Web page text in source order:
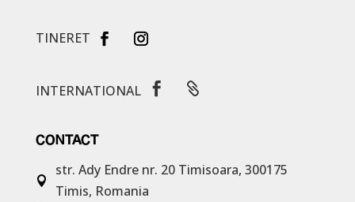
TINERET
INTERNATIONAL  
CONTACT

str. Ady Endre nr. 20 Timisoara, 300175
Timis, Romania